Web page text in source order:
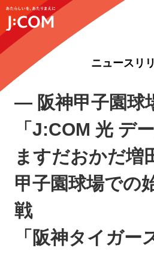
ニュースリ
― 阪神甲子園球
「J:COM 光 デ
ますだおかだ増
甲子園球場での
戦
「阪神タイガー